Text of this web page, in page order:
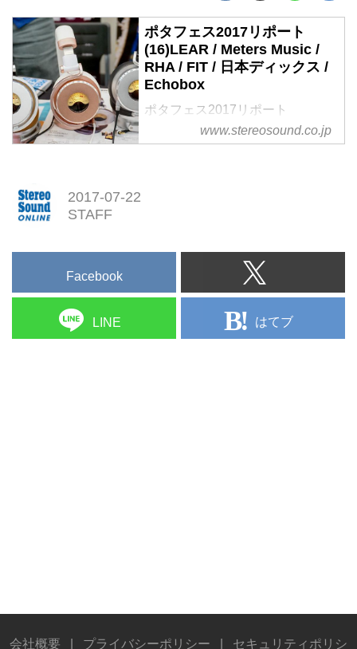
ポタフェス2017リポート
(16)LEAR / Meters Music /
RHA / FIT / 日本ディックス /
Echobox
ポタフェス2017リポート
(16)LEAR / Meters Music
RHA / FIT / 日本ディックス /
www.stereosound.co.jp
2017-07-22
STAFF
Facebook
LINE はてブ
会社概要 プライバシーポリシー セキュリティポリシ